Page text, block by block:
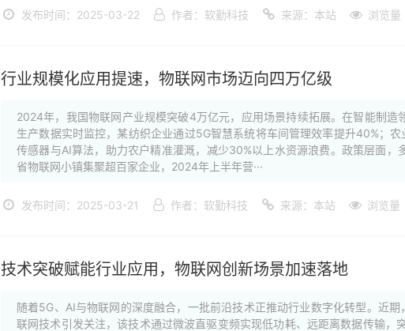
发布时间：2025-03-22 作者：软勤科技 来源：本站 浏览量
行业规模化应用提速，物联网市场迈向四万亿级
2024年，我国物联网产业规模突破4万亿元，应用场景持续拓展。在智能制造
生产数据实时监控，某纺织企业通过5G智慧系统将车间管理效率提升40%；农
传感器与AI算法，助力农户精准灌溉，减少30%以上水资源浪费。政策层面，
省物联网小镇集聚超百家企业，2024年上半年营···
发布时间：2025-03-21 作者：软勤科技 来源：本站 浏览量
技术突破赋能行业应用，物联网创新场景加速落地
随着5G、AI与物联网的深度融合，一批前沿技术正推动行业数字化转型。近
联网技术引发关注，该技术通过微波直驱变频实现低功耗、远距离数据传输，